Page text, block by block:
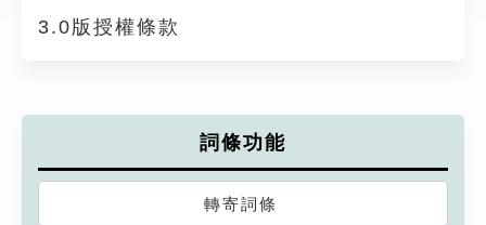
3.0版授權條款
詞條功能
轉寄詞條